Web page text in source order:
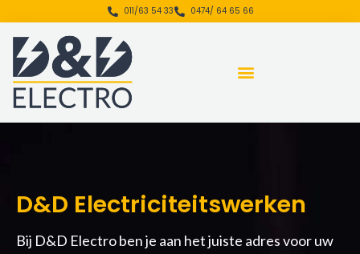
inhoud
011/63 54 33 0474/ 64 65 66
D&D Electriciteitswerken
Bij D&D Electro ben je aan het juiste adres voor uw